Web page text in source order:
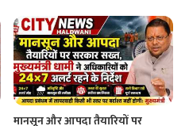
मानसून और आपदा तैयारियों पर